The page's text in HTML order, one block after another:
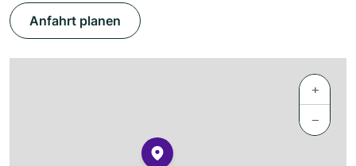
Anfahrt planen
+
−